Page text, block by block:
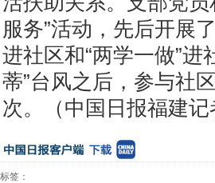
服务”活动，先后开展
进社区和“两学一做”
蒂”台风之后，参与社
次。（中国日报福建记
标签：